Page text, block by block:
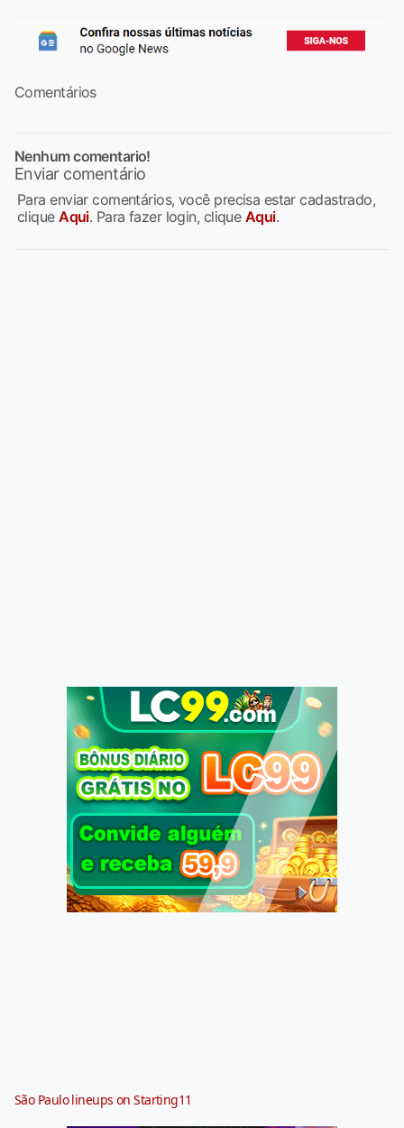
Comentários
Nenhum comentario!
Enviar comentário
Para enviar comentários, você precisa estar cadastrado,
cliqueAqui. Para fazer login, clique Aqui.
São Paulo lineups on Starting11